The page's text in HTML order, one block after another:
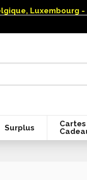
Luxembourg
Surplus
Cartes